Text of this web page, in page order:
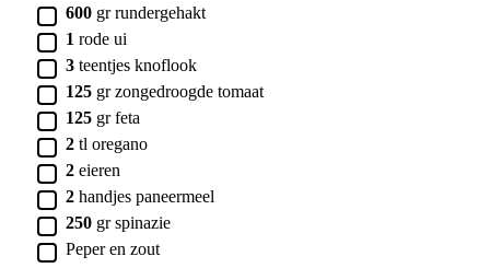
▢
600 gr rundergehakt
▢
1 rode ui
▢
3 teentjes knoflook
▢
125 gr zongedroogde tomaat
▢
125 gr feta
▢
2 tl oregano
▢
2 eieren
▢
2 handjes paneermeel
▢
250 gr spinazie
▢
Peper en zout